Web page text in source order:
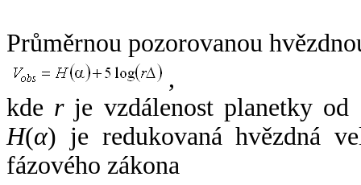
Průměrnou pozorovanou
,
kde rje vzdálenost planetky od
H(α) je redukovaná hvězdná
fázového zákona